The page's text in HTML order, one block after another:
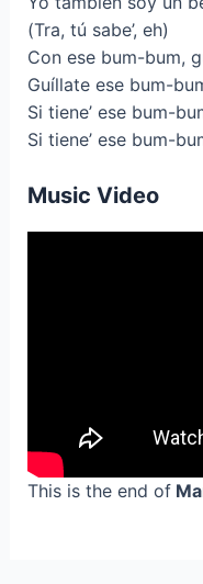
(Tra, tú sabe’, eh)
Con ese bum-bum,
Guíllate ese bum-
Si tiene’ ese bum-
Si tiene’ ese bum-
Music Video
This is the end of